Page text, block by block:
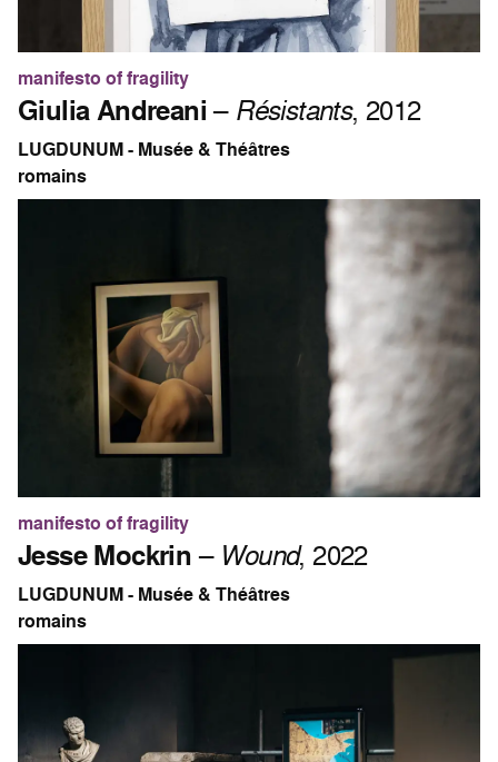
manifesto of fragility
Giulia Andreani– Résistants, 2012
LUGDUNUM - Musée & Théâtres
romains
manifesto of fragility
Jesse Mockrin– Wound, 2022
LUGDUNUM - Musée & Théâtres
romains